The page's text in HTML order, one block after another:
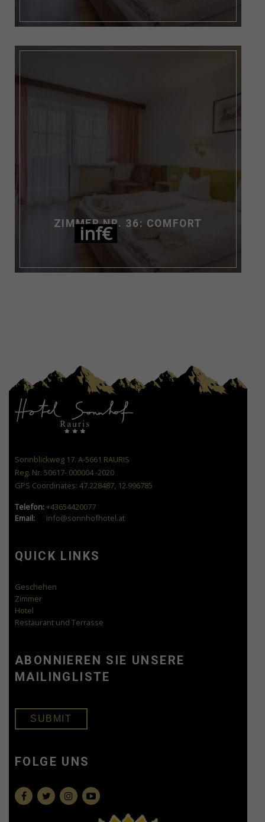
ZIMMER NR. 36: COMFORT
inf€ NIGHT / PERS
Sonnblickweg 17. A-5661 RAURIS
Reg. Nr. 50617- 000004 -2020
GPS Coordinates: 47.228487, 12.996785
Telefon:+43654420077
Email:
info@sonnhofhotel.at
QUICK LINKS
Geschehen
Zimmer
Hotel
Restaurant und Terrasse
ABONNIEREN SIE UNSERE
MAILINGLISTE
SUBMIT
FOLGE UNS